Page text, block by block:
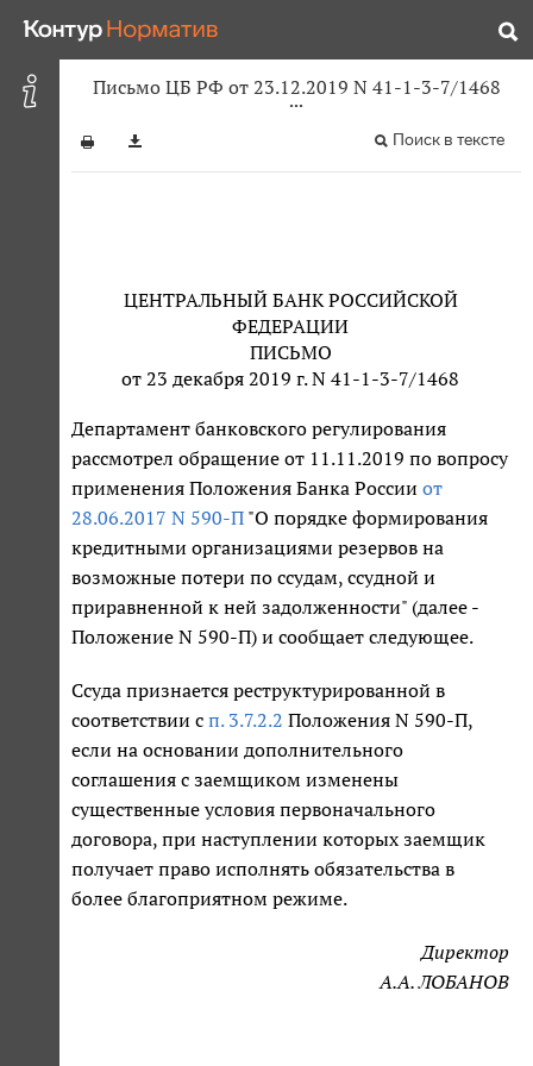
Письмо ЦБ РФ от 23.12.2019 N 41-1-3-7/1468
Поиск в тексте
ЦЕНТРАЛЬНЫЙ БАНК РОССИЙСКОЙ
ФЕДЕРАЦИИ
ПИСЬМО
от 23 декабря 2019 г. N 41-1-3-7/1468
Департамент банковского регулирования
рассмотрел обращение от 11.11.2019 по вопросу
применения Положения Банка России от
28.06.2017 N 590-П "О порядке формирования
кредитными организациями резервов на
возможные потери по ссудам, ссудной и
приравненной к ней задолженности" (далее -
Положение N 590-П) и сообщает следующее.
Ссуда признается реструктурированной в
соответствии с п. 3.7.2.2 Положения N 590-П,
если на основании дополнительного
соглашения с заемщиком изменены
существенные условия первоначального
договора, при наступлении которых заемщик
получает право исполнять обязательства в
более благоприятном режиме.
Директор
А.А. ЛОБАНОВ